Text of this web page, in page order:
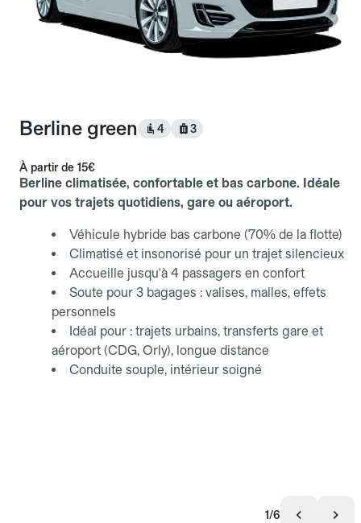
Berline green 4 3
À partir de 15€
Berline climatisée, confortable et bas carbone. Idéale
pour vos trajets quotidiens, gare ou aéroport.
Véhicule hybride bas carbone (70% de la flotte)
Climatisé et insonorisé pour un trajet silencieux
Accueille jusqu'à 4 passagers en confort
Soute pour 3 bagages : valises, malles, effets
personnels
Idéal pour : trajets urbains, transferts gare et
aéroport (CDG, Orly), longue distance
Conduite souple, intérieur soigné
1/6